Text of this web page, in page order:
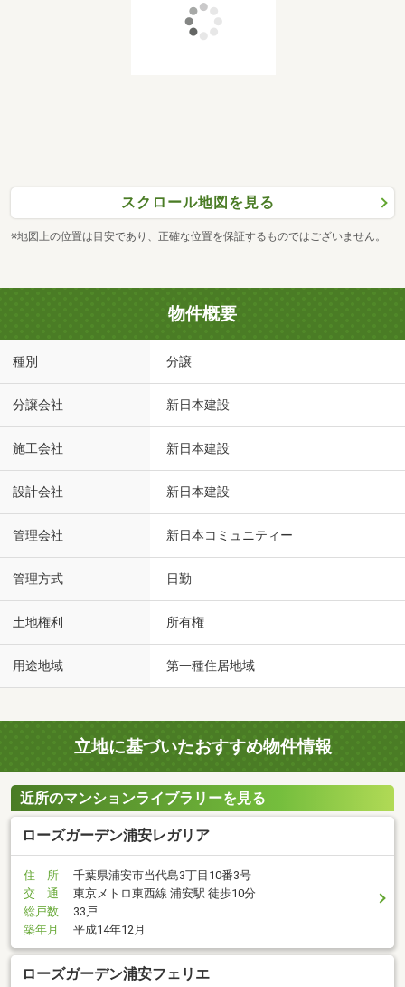
スクロール地図を見る
※地図上の位置は目安であり、正確な位置を保証するものではございません。
物件概要
種別 分譲
分譲会社 新日本建設
施工会社 新日本建設
設計会社 新日本建設
管理会社 新日本コミュニティー
管理方式 日勤
土地権利 所有権
用途地域 第一種住居地域
立地に基づいたおすすめ物件情報
近所のマンションライブラリーを見る
ローズガーデン浦安レガリア
住 所
千葉県浦安市当代島3丁目10番3号
交 通
東京メトロ東西線 浦安駅 徒歩10分
総戸数
33戸
築年月
平成14年12月
ローズガーデン浦安フェリエ